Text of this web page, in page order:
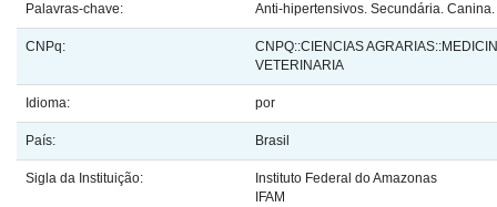
Palavras-chave: Anti-hipertensivos. Secundária. Canina.
CNPq:
CNPQ::CIENCIAS
VETERINARIA
Idioma: por
País: Brasil
Sigla da Instituição:
Instituto Federal do Amazonas
IFAM